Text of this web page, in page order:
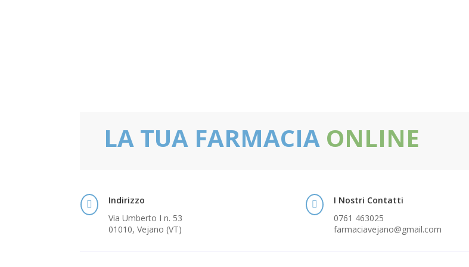
LA TUA FARMACIA ONLINE

Indirizzo
Via Umberto I n. 53
01010, Vejano (VT)

I Nostri Contatti
0761 463025
farmaciavejano@gmail.com